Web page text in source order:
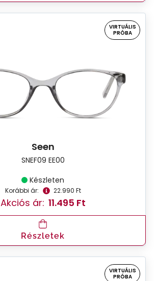
VIRTUÁLIS
PRÓBA
Seen
SNEF09 EE00
Készleten
Korábbi ár: 22.990 Ft
Akciós ár: 11.495 Ft
Részletek
VIRTUÁLIS
PRÓBA